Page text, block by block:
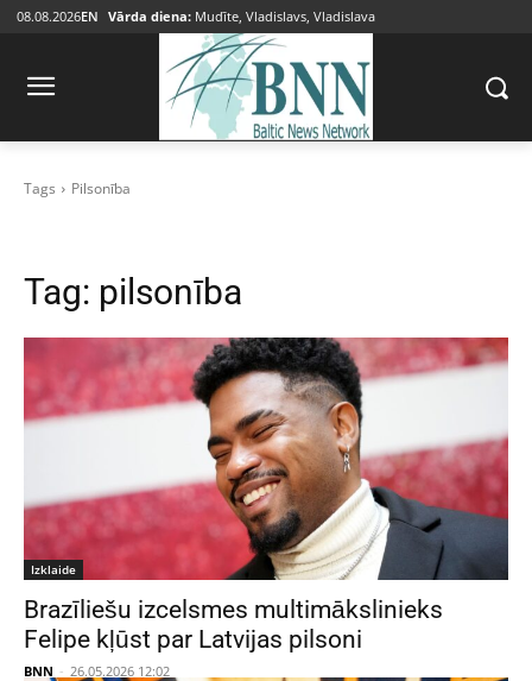
08.08.2026EN Vārda diena: Mudīte, Vladislavs, Vladislava
Tags Pilsonība
Tag: pilsonība
Izklaide
Brazīliešu izcelsmes multimākslinieks
Felipe kļūst par Latvijas pilsoni
BNN - 26.05.2026 12:02